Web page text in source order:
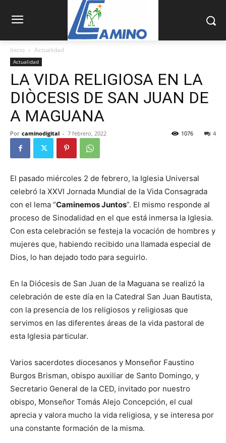
Inicio Actualidad
Actualidad
LA VIDA RELIGIOSA EN LA
DIÒCESIS DE SAN JUAN DE
A MAGUANA
Por caminodigital - 7 febrero, 2022 4
1076
El pasado miércoles 2 de febrero, la Iglesia Universal
celebró la XXVI Jornada Mundial de la Vida Consagrada
con el lema “Caminemos Juntos”. El mismo responde al
proceso de Sinodalidad en el que está inmersa la Iglesia.
Con esta celebración se festeja la vocación de hombres y
mujeres que, habiendo recibido una llamada especial de
Dios, lo han dejado todo para seguirlo.
En la Diócesis de San Juan de la Maguana se realizó la
celebración de este día en la Catedral San Juan Bautista,
con la presencia de los religiosos y religiosas que
servimos en las diferentes áreas de la vida pastoral de
esta Iglesia particular.
Varios sacerdotes diocesanos y Monseñor Faustino
Burgos Brisman, obispo auxiliar de Santo Domingo, y
Secretario General de la CED, invitado por nuestro
obispo, Monseñor Tomás Alejo Concepción, el cual
aprecia y valora mucho la vida religiosa, y se interesa por
una constante formación de la misma.